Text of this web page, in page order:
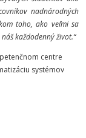
nadnárodných
toho, ako veľmi sa
každodenný život.“
centre
systémov